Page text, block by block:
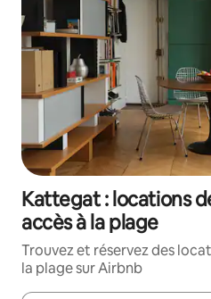
Kattegat : locations
accès à la plage
Trouvez et réservez des
la plage sur Airbnb